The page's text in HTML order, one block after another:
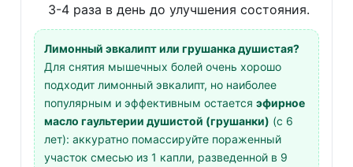
3-4 раза в день до улучшения состояния.
Лимонный эвкалипт или грушанка душистая?
Для снятия мышечных болей очень хорошо
подходит лимонный эвкалипт, но наиболее
популярным и эффективным остается эфирное
масло гаультерии душистой (грушанки) (с 6
лет): аккуратно помассируйте пораженный
участок смесью из 1 капли, разведенной в 9